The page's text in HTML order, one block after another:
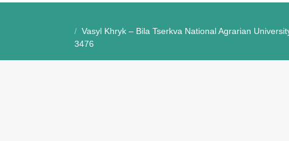
Vasyl Khryk – Bila Tserkva National Agrarian
3476